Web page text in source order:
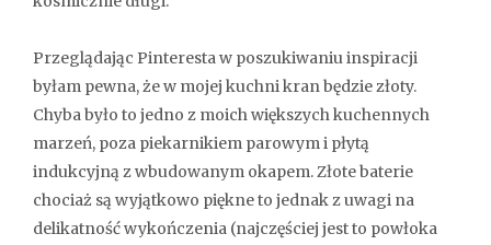
Przeglądając Pinteresta w poszukiwaniu inspiracji
byłam pewna, że w mojej kuchni kran będzie złoty.
Chyba było to jedno z moich większych kuchennych
marzeń, poza piekarnikiem parowym i płytą
indukcyjną z wbudowanym okapem. Złote baterie
chociaż są wyjątkowo piękne to jednak z uwagi na
delikatność wykończenia (najczęściej jest to powłoka